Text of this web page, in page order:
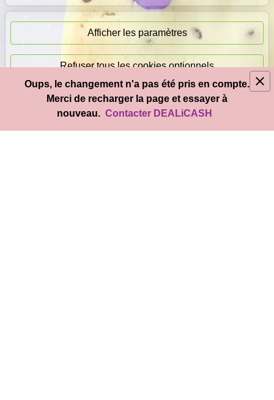
Afficher les paramètres
Refuser tous les cookies optionnels
Accepter tous les cookies
Paiement
immédiat
© 2026 DEALiCASH- Tous droits réservés
Oups, le changement n'a pas été pris en compte.
Merci de recharger la page et essayer à
nouveau. Contacter DEALiCASH